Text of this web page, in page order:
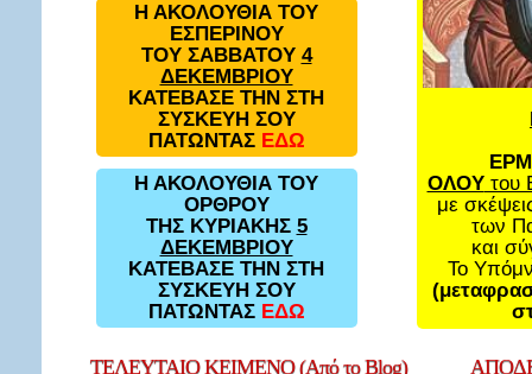
Η ΑΚΟΛΟΥΘΙΑ ΤΟΥ
ΕΣΠΕΡΙΝΟΥ
ΤΟΥ ΣΑΒΒΑΤΟΥ 4
ΔΕΚΕΜΒΡΙΟΥ
ΚΑΤΕΒΑΣΕ ΤΗΝ ΣΤΗ
ΣΥΣΚΕΥΗ ΣΟΥ
ΠΑΤΩΝΤΑΣ ΕΔΩ
Η ΑΚΟΛΟΥΘΙΑ ΤΟΥ
ΟΡΘΡΟΥ
ΤΗΣ ΚΥΡΙΑΚΗΣ 5
ΔΕΚΕΜΒΡΙΟΥ
ΚΑΤΕΒΑΣΕ ΤΗΝ ΣΤΗ
ΣΥΣΚΕΥΗ ΣΟΥ
ΠΑΤΩΝΤΑΣ ΕΔΩ
ΟΛΟΥτου
με
των
και
Το
ΤΕΛΕΥΤΑΙΟΚΕΙΜΕΝΟ (Από το Blog)